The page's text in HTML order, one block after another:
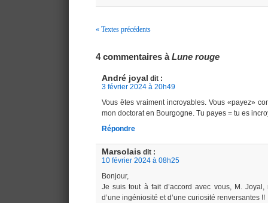
« Textes précédents
4 commentaires àLune rouge
André joyal dit :
3 février 2024 à 20h49
Vous êtes vraiment incroyables. Vous «payez»
mon doctorat en Bourgogne. Tu payes = tu es
Répondre
Marsolais dit :
10 février 2024 à 08h25
Bonjour,
Je suis tout à fait d’accord avec vous, M.
d’une ingéniosité et d’une curiosité renversantes !!